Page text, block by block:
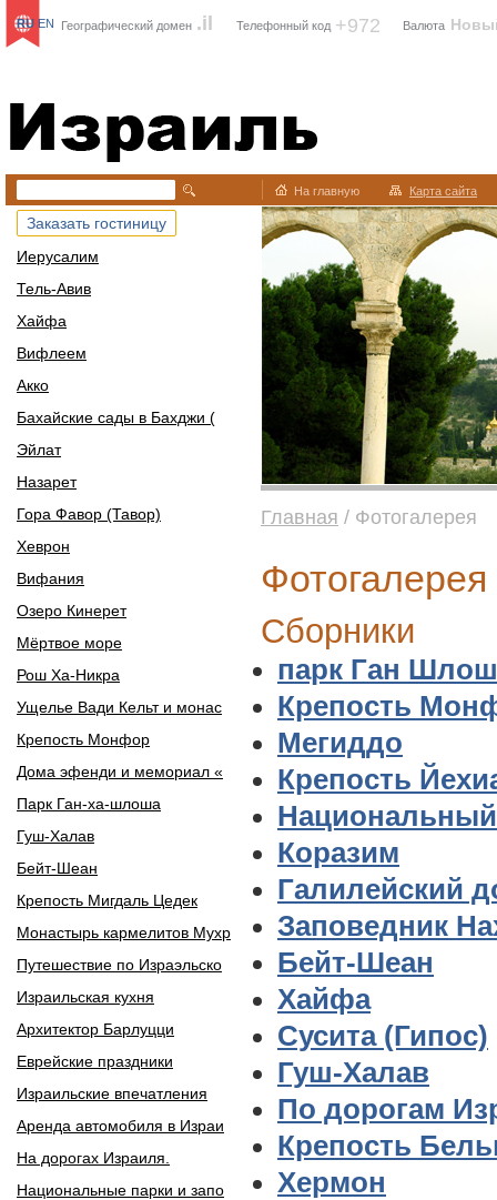
Израиль
Географический домен .il Телефонный код +972 Валюта
RU EN
На главную Карта сайта
Заказать гостиницу
Иерусалим
Тель-Авив
Хайфа
Вифлеем
Акко
Бахайские сады в Бахджи (
Эйлат
Назарет
Гора Фавор (Тавор)
Хеврон
Вифания
Озеро Кинерет
Мёртвое море
Рош Ха-Никра
Ущелье Вади Кельт и монас
Крепость Монфор
Дома эфенди и мемориал «
Парк Ган-ха-шлоша
Гуш-Халав
Бейт-Шеан
Крепость Мигдаль Цедек
Монастырь кармелитов Мухр
Путешествие по Израэльско
Израильская кухня
Архитектор Барлуцци
Еврейские праздники
Израильские впечатления
Аренда автомобиля в Израи
На дорогах Израиля.
Национальные парки и запо
Главная / Фотогалерея
Фотогалерея
Сборники
парк Ган
Крепость
Мегиддо
Крепость
Коразим
Галилейский
Заповедник
Бейт-Шеан
Хайфа
Сусита (Гипос)
Гуш-Халав
По дорогам
Крепость
Хермон